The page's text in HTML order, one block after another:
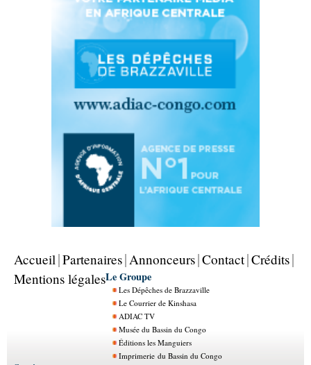
Accueil Partenaires Annonceurs Contact Crédits
Mentions légalesLe Groupe
Les Dépêches de Brazzaville
Le Courrier de Kinshasa
ADIAC TV
Musée du Bassin du Congo
Éditions les Manguiers
Imprimerie du Bassin du Congo